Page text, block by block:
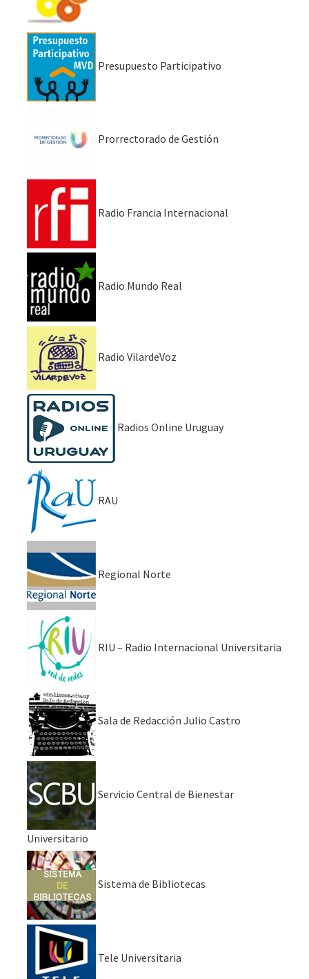
Presupuesto Participativo
Prorrectorado de Gestión
Radio Francia Internacional
Radio Mundo Real
Radio VilardeVoz
Radios Online Uruguay
RAU
Regional Norte
RIU – Radio Internacional Universitaria
Sala de Redacción Julio Castro
Servicio Central de Bienestar
Universitario
Sistema de Bibliotecas
Tele Universitaria